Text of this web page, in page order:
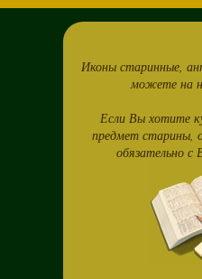
Иконы старинные,
можете на
Если Вы хотите
предмет старины,
обязательно